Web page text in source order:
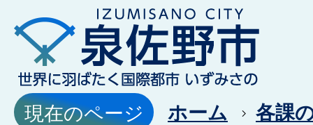
現在のページ ホーム 各課